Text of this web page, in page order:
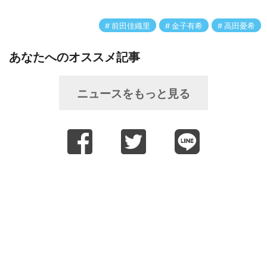
前田佳織里 金子有希 高田憂希
あなたへのオススメ記事
ニュースをもっと見る